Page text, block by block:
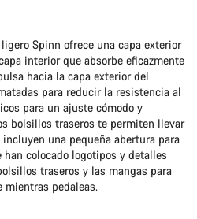
Spinn ofrece una capa exterior
interior que absorbe eficazmente
hacia la capa exterior del
para reducir la resistencia al
para un ajuste cómodo y
bolsillos traseros te permiten llevar
una pequeña abertura para
colocado logotipos y detalles
traseros y las mangas para
pedaleas.